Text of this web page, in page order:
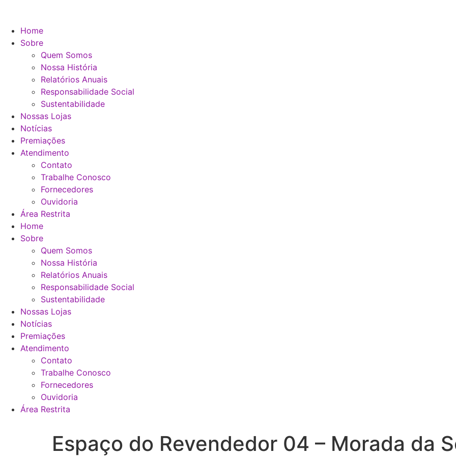
Home
Sobre
Quem Somos
Nossa História
Relatórios Anuais
Responsabilidade Social
Sustentabilidade
Nossas Lojas
Notícias
Premiações
Atendimento
Contato
Trabalhe Conosco
Fornecedores
Ouvidoria
Área Restrita
Home
Sobre
Quem Somos
Nossa História
Relatórios Anuais
Responsabilidade Social
Sustentabilidade
Nossas Lojas
Notícias
Premiações
Atendimento
Contato
Trabalhe Conosco
Fornecedores
Ouvidoria
Área Restrita
Espaço do Revendedor 04 – Morada da